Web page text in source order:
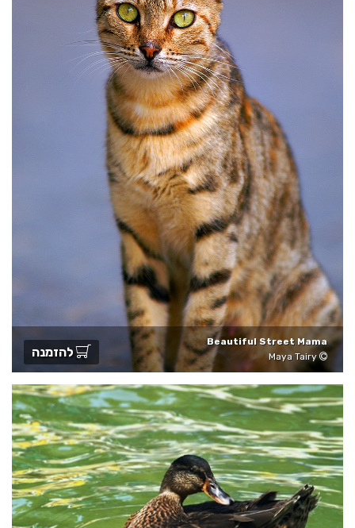
Beautiful Street Mama
Maya Tairy
להזמנה